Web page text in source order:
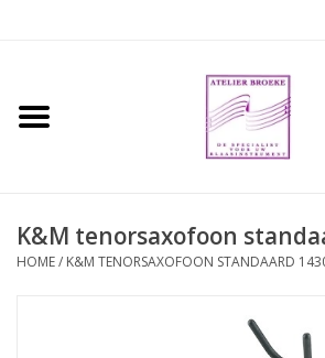
Home
Reparaties en
K&M tenorsaxofoon
HOME/ K&M TENORSAXOFOON STANDAARD